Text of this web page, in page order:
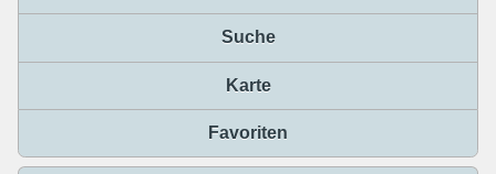
Suche
Karte
Favoriten